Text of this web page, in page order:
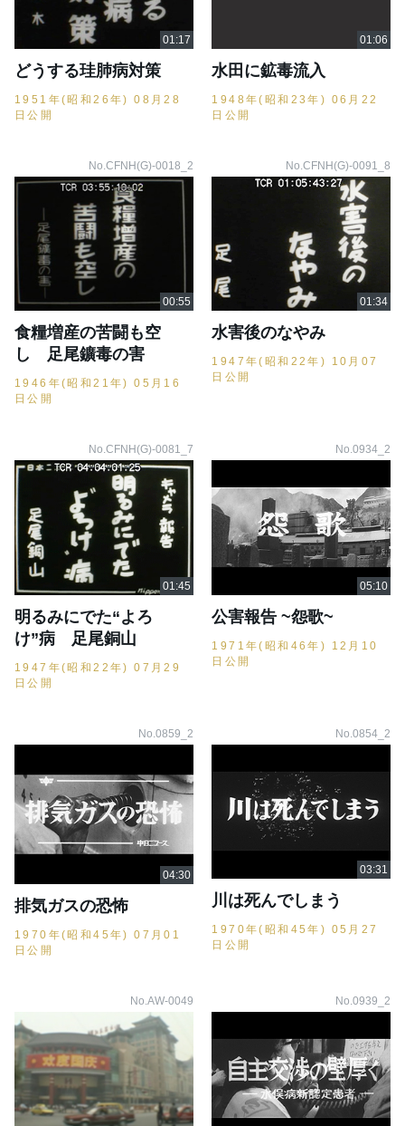
どうする珪肺病対策
1951年(昭和26年) 08月28
日公開
水田に鉱毒流入
1948年(昭和23年) 06月22
日公開
No.CFNH(G)-0018_2
食糧増産の苦闘も空
し 足尾鑛毒の害
1946年(昭和21年) 05月16
日公開
No.CFNH(G)-0091_8
水害後のなやみ
1947年(昭和22年) 10月07
日公開
No.CFNH(G)-0081_7
明るみにでた“よろ
け”病 足尾銅山
1947年(昭和22年) 07月29
日公開
No.0934_2
公害報告 ~怨歌~
1971年(昭和46年) 12月10
日公開
No.0859_2
排気ガスの恐怖
1970年(昭和45年) 07月01
日公開
No.0854_2
川は死んでしまう
1970年(昭和45年) 05月27
日公開
No.AW-0049 No.0939_2